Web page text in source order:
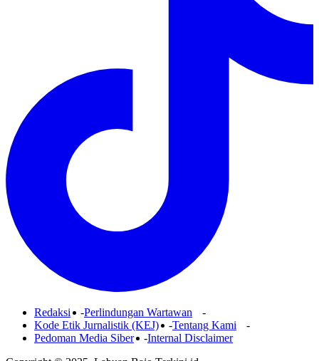
Redaksi
Perlindungan Wartawan
Kode Etik Jurnalistik (KEJ)
Tentang Kami
Pedoman Media Siber
Internal Disclaimer